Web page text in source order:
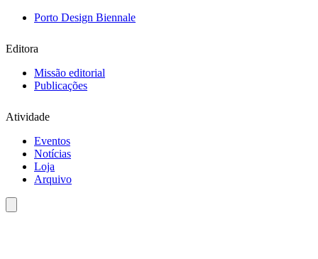
Porto Design Biennale
Editora
Missão editorial
Publicações
Atividade
Eventos
Notícias
Loja
Arquivo